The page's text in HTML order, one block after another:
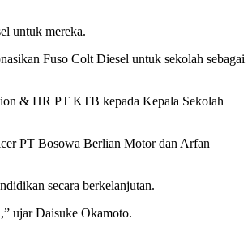
untuk mereka.
Fuso Colt Diesel untuk sekolah sebagai
& HR PT KTB kepada Kepala Sekolah
PT Bosowa Berlian Motor dan Arfan
secara berkelanjutan.
ujar Daisuke Okamoto.